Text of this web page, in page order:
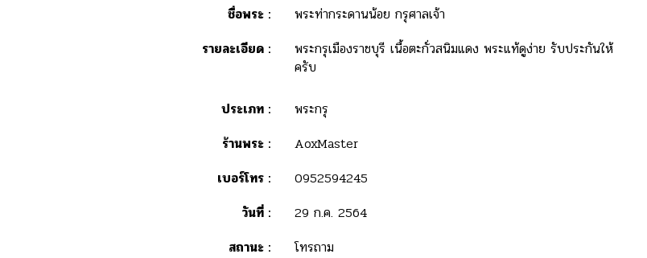
ชื่อพระ :
พระท่ากระดานน้อย กรุศาลเจ้า
รายละเอียด :
พระกรุเมืองราชบุรี เนื้อตะกั่วสนิมแดง พระแท้ดูง่าย รับประกันให้
ครับ
ประเภท :
พระกรุ
ร้านพระ :
AoxMaster
เบอร์โทร :
0952594245
วันที่ :
29 ก.ค. 2564
สถานะ :
โทรถาม